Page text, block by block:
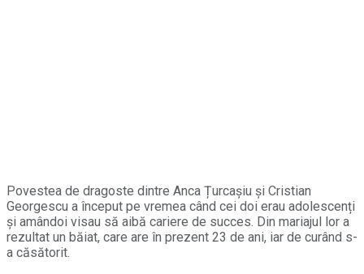
Povestea de dragoste dintre Anca Țurcașiu și Cristian
Georgescu a început pe vremea când cei doi erau adolescenți
și amândoi visau să aibă cariere de succes. Din mariajul lor a
rezultat un băiat, care are în prezent 23 de ani, iar de curând s-
a căsătorit.